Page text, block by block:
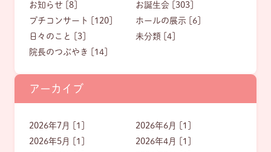
お知らせ [8]
お誕生会 [303]
プチコンサート [120]
ホールの展示 [6]
日々のこと [3]
未分類 [4]
院長のつぶやき [14]
アーカイブ
2026年7月 [1]
2026年6月 [1]
2026年5月 [1]
2026年4月 [1]